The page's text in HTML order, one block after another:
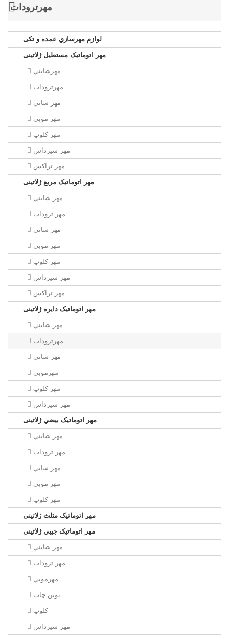
مهرترودات
لوازم مهرسازي عمده و تکی
مهر اتوماتیک مستطيل ژلاتینی
مهرشايني
مهرترودات
مهر ساني
مهر موبي
مهر كلوپ
مهر سيرداس
مهر تراکس
مهر اتوماتیک مربع ژلاتینی
مهر شايني
مهر ترودات
مهر سانی
مهر موبی
مهر كلوپ
مهر سيرداس
مهر تراکس
مهر اتوماتیک دايره ژلاتینی
مهر شايني
مهرترودات
مهر سانی
مهرموبي
مهر كلوپ
مهر سيرداس
مهر اتوماتیک بيضي ژلاتینی
مهر شايني
مهر ترودات
مهر ساني
مهر موبي
مهر كلوپ
مهر اتوماتیک مثلث ژلاتینی
مهر اتوماتیک جيبي ژلاتینی
مهر شايني
مهر ترودات
مهرموبي
نوين چاپ
کلوپ
مهر سيرداس